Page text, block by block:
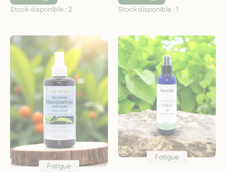
Stock disponible : 2
Stock disponible :1
Fatigue
Fatigue